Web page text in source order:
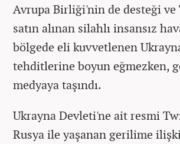
Avrupa Birliği'nin de desteği ve
satın alınan silahlı insansız
bölgede eli kuvvetlenen
tehditlerine boyun eğmezken,
medyaya taşındı.
Ukrayna Devleti'ne ait resmi
Rusya ile yaşanan gerilime